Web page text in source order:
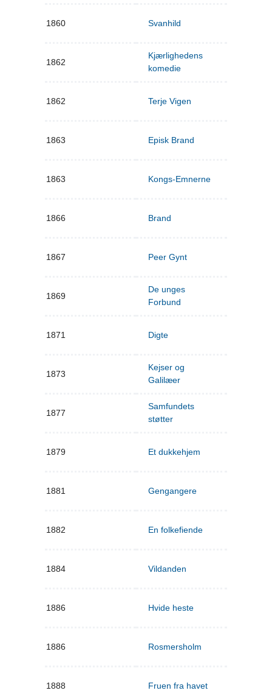
1860 Svanhild
1862
Kjærlighedens
komedie
1862 Terje Vigen
1863 Episk Brand
1863 Kongs-Emnerne
1866 Brand
1867 Peer Gynt
1869
De unges
Forbund
1871 Digte
1873
Kejser og
Galilæer
1877
Samfundets
støtter
1879 Et dukkehjem
1881 Gengangere
1882 En folkefiende
1884 Vildanden
1886 Hvide heste
1886 Rosmersholm
1888 Fruen fra havet